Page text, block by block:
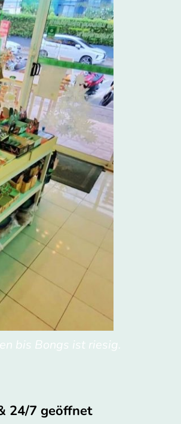
bis Bongs ist riesig.
24/7 geöffnet